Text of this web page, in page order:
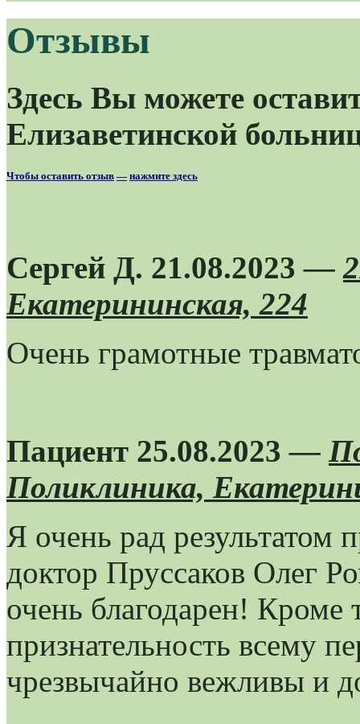
Отзывы
Здесь Вы можете
Елизаветинской
Чтобы оставить отзыв — нажмите здесь
Сергей Д. 21.08.2023—
Екатерининская, 224
Очень грамотные
Пациент 25.08.2023—
Поликлиника,
Я очень рад результатом
доктор Пруссаков Олег
очень благодарен! Кроме
признательность всему
чрезвычайно вежливы и